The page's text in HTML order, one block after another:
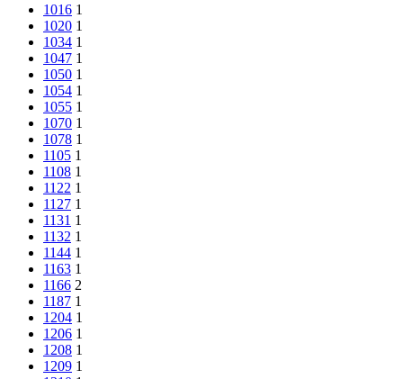
1016 1
1020 1
1034 1
1047 1
1050 1
1054 1
1055 1
1070 1
1078 1
1105 1
1108 1
1122 1
1127 1
1131 1
1132 1
1144 1
1163 1
1166 2
1187 1
1204 1
1206 1
1208 1
1209 1